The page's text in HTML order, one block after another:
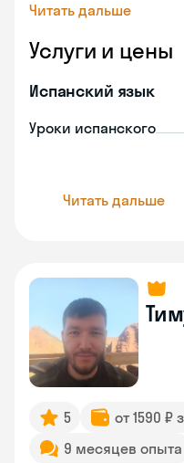
Читать дальше
Услуги и цены
Испанский язык
Уроки испанского
Читать дальше
5
от 1590 ₽
9 месяцев опыта